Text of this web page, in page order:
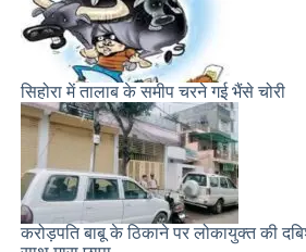
सिहोरा में तालाब के समीप चरने गई भैंसे चोरी
करोड़पति बाबू के ठिकाने पर लोकायुक्त की